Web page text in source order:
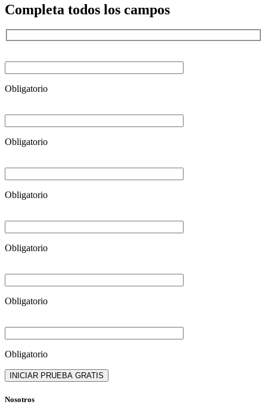
Completa todos los campos
Obligatorio
Obligatorio
Obligatorio
Obligatorio
Obligatorio
Obligatorio
Nosotros